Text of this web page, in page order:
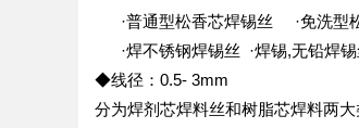
·普通型松香芯焊锡丝 ·免洗型
·焊不锈钢焊锡丝 ·焊锡,无铅焊锡
◆线径：0.5- 3mm
分为焊剂芯焊料丝和树脂芯焊料两